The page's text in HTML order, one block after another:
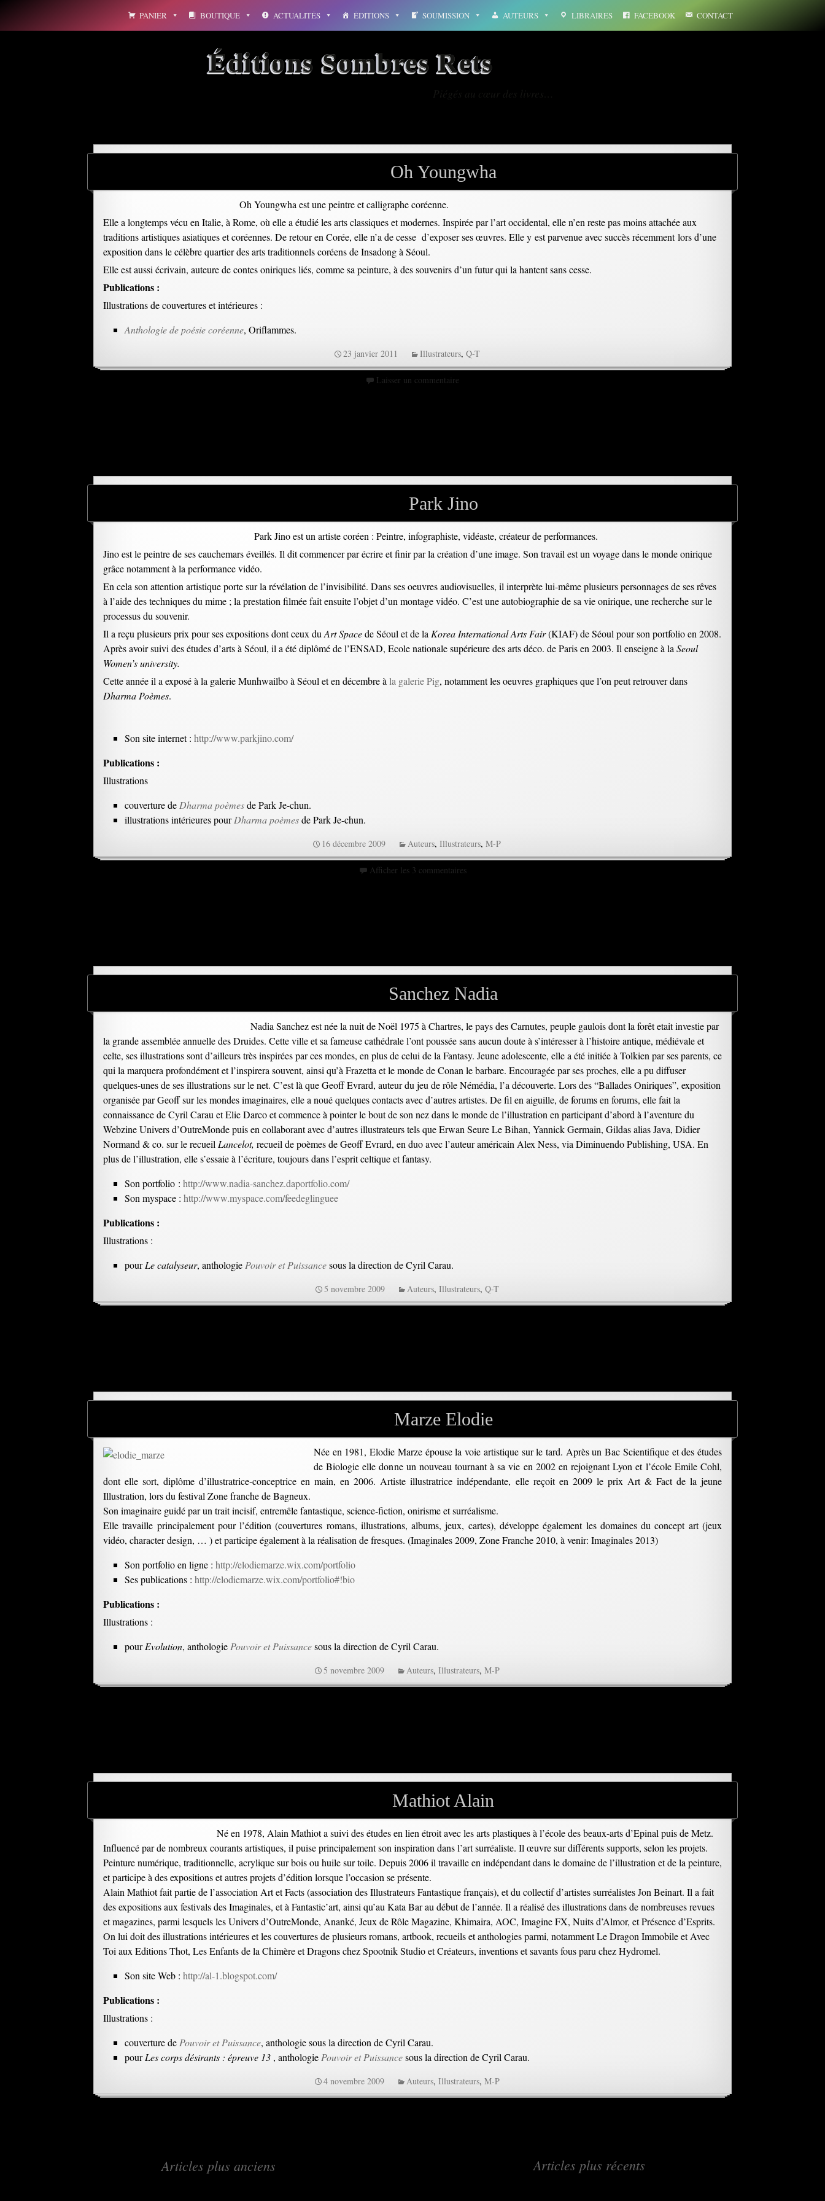
PANIER BOUTIQUE ACTUALITÉS ÉDITIONS SOUMISSION AUTEURS LIBRAIRES FACEBOOK CONTACT
Éditions Sombres Rets
Oh Youngwha
Oh Youngwha est une peintre et calligraphe coréenne.
Elle a longtemps vécu en Italie, à Rome, où elle a étudié les arts classiques et modernes. Inspirée par l’art occidental, elle n’en reste pas moins attachée aux
traditions artistiques asiatiques et coréennes. De retour en Corée, elle n’a de cesse d’exposer ses œuvres. Elle y est parvenue avec succès récemment lors d’une
exposition dans le célèbre quartier des arts traditionnels coréens de Insadong à Séoul.
Elle est aussi écrivain, auteure de contes oniriques liés, comme sa peinture, à des souvenirs d’un futur qui la hantent sans cesse.
Publications :
Illustrations de couvertures et intérieures :
Anthologie de poésie coréenne, Oriflammes.
23 janvier 2011 Illustrateurs, Q-T
Laisser un commentaire
Park Jino
Park Jino est un artiste coréen : Peintre, infographiste, vidéaste, créateur de performances.
Jino est le peintre de ses cauchemars éveillés. Il dit commencer par écrire et finir par la création d’une image. Son travail est un voyage dans le monde onirique
grâce notamment à la performance vidéo.
En cela son attention artistique porte sur la révélation de l’invisibilité. Dans ses oeuvres audiovisuelles, il interprète lui-même plusieurs personnages de ses rêves
à l’aide des techniques du mime ; la prestation filmée fait ensuite l’objet d’un montage vidéo. C’est une autobiographie de sa vie onirique, une recherche sur le
processus du souvenir.
Il a reçu plusieurs prix pour ses expositions dont ceux du Art Spacede Séoul et de la Korea InternationalArts Fair(KIAF) de Séoul pour son portfolio en 2008.
Après avoir suivi des études d’arts à Séoul, il a été diplômé de l’ENSAD, Ecole nationale supérieure des arts déco. de Paris en 2003. Il enseigne à la Seoul
Women’suniversity.
Cette année il a exposé à la galerie Munhwailbo à Séoul et en décembre à la galerie Pig, notamment les oeuvres graphiques que l’on peut retrouver dans
Dharma Poèmes.
Son site internet : http://www.parkjino.com/
Publications :
Illustrations
couverture de Dharma poèmesde Park Je-chun.
illustrations intérieures pourDharma poèmesde Park Je-chun.
16 décembre 2009 Auteurs, Illustrateurs, M-P
Afficher les 3 commentaires
Sanchez Nadia
Nadia Sanchez est née la nuit de Noël 1975 à Chartres, le pays des Carnutes, peuple gaulois dont la forêt etait investie par
la grande assemblée annuelle des Druides. Cette ville et sa fameuse cathédrale l’ont poussée sans aucun doute à s’intéresser à l’histoire antique, médiévale et
celte, ses illustrations sont d’ailleurs très inspirées par ces mondes, en plus de celui de la Fantasy. Jeune adolescente, elle a été initiée à Tolkien par ses parents, ce
qui la marquera profondément et l’inspirera souvent, ainsi qu’à Frazetta et le monde de Conan le barbare. Encouragée par ses proches, elle a pu diffuser
quelques-unes de ses illustrations sur le net. C’est là que Geoff Evrard, auteur du jeu de rôle Némédia, l’a découverte. Lors des “Ballades Oniriques”, exposition
organisée par Geoff sur les mondes imaginaires, elle a noué quelques contacts avec d’autres artistes. De fil en aiguille, de forums en forums, elle fait la
connaissance de Cyril Carau et Elie Darco et commence à pointer le bout de son nez dans le monde de l’illustration en participant d’abord à l’aventure du
Webzine Univers d’OutreMonde puis en collaborant avec d’autres illustrateurs tels que Erwan Seure Le Bihan, Yannick Germain, Gildas alias Java, Didier
Normand & co. sur le recueil Lancelot, recueil de poèmes de Geoff Evrard, en duo avec l’auteur américain Alex Ness, via Diminuendo Publishing, USA. En
plus de l’illustration, elle s’essaie à l’écriture, toujours dans l’esprit celtique et fantasy.
Son portfolio : http://www.nadia-sanchez.daportfolio.com/
Son myspace : http://www.myspace.com/feedeglinguee
Publications :
Illustrations :
pourLe catalyseur, anthologie Pouvoir et Puissancesous la direction de Cyril Carau.
5 novembre 2009 Auteurs, Illustrateurs, Q-T
Marze Elodie
Née en 1981, Elodie Marze épouse la voie artistique sur le tard. Après un Bac Scientifique et des études
de Biologie elle donne un nouveau tournant à sa vie en 2002 en rejoignant Lyon et l’école Emile Cohl,
dont elle sort, diplôme d’illustratrice-conceptrice en main, en 2006. Artiste illustratrice indépendante, elle reçoit en 2009 le prix Art & Fact de la jeune
Illustration, lors du festival Zone franche de Bagneux.
Son imaginaire guidé par un trait incisif, entremêle fantastique, science-fiction, onirisme et surréalisme.
Elle travaille principalement pour l’édition (couvertures romans, illustrations, albums, jeux, cartes), développe également les domaines du concept art (jeux
vidéo, character design, … ) et participe également à la réalisation de fresques. (Imaginales 2009, Zone Franche 2010, à venir: Imaginales 2013)
Son portfolio en ligne : http://elodiemarze.wix.com/portfolio
Ses publications : http://elodiemarze.wix.com/portfolio#!bio
Publications :
Illustrations :
pourEvolution, anthologie Pouvoir et Puissancesous la direction de Cyril Carau.
5 novembre 2009 Auteurs, Illustrateurs, M-P
Mathiot Alain
Né en 1978, Alain Mathiot a suivi des études en lien étroit avec les arts plastiques à l’école des beaux-arts d’Epinal puis de Metz.
Influencé par de nombreux courants artistiques, il puise principalement son inspiration dans l’art surréaliste. Il œuvre sur différents supports, selon les projets.
Peinture numérique, traditionnelle, acrylique sur bois ou huile sur toile. Depuis 2006 il travaille en indépendant dans le domaine de l’illustration et de la peinture,
et participe à des expositions et autres projets d’édition lorsque l’occasion se présente.
Alain Mathiot fait partie de l’association Art et Facts (association des Illustrateurs Fantastique français), et du collectif d’artistes surréalistes Jon Beinart. Il a fait
des expositions aux festivals des Imaginales, et à Fantastic’art, ainsi qu’au Kata Bar au début de l’année. Il a réalisé des illustrations dans de nombreuses revues
et magazines, parmi lesquels les Univers d’OutreMonde, Ananké, Jeux de Rôle Magazine, Khimaira, AOC, Imagine FX, Nuits d’Almor, et Présence d’Esprits.
On lui doit des illustrations intérieures et les couvertures de plusieurs romans, artbook, recueils et anthologies parmi, notamment Le Dragon Immobile et Avec
Toi aux Editions Thot, Les Enfants de la Chimère et Dragons chez Spootnik Studio et Créateurs, inventions et savants fous paru chez Hydromel.
Son site Web : http://al-1.blogspot.com/
Publications :
Illustrations :
couverture de Pouvoir et Puissance, anthologie sous la direction de Cyril Carau.
pourLes corps désirants : épreuve 13 , anthologie Pouvoir et Puissancesous la direction de Cyril Carau.
4 novembre 2009 Auteurs, Illustrateurs, M-P
Articles plus anciens Articles plus récents